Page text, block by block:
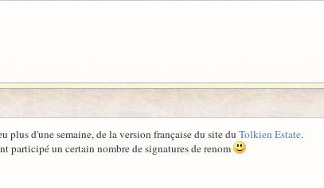
plus d'une semaine, de la version française du site du Tolkien Estate.
participé un certain nombre de signatures de renom